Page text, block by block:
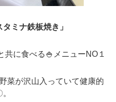
ミナ鉄板焼き」
に食べる🍚メニューNO１
菜が沢山入っていて健康的